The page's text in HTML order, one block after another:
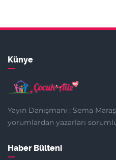
Künye
Yayın Danışmanı : Sema
yorumlardan yazarları
Haber Bülteni